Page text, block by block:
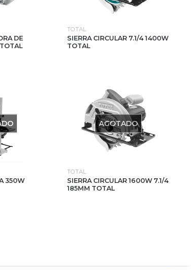
DE
TOTAL
SIERRA CIRCULAR 7.1/4 1400W
TOTAL
350W
AGOTADO
TOTAL
SIERRA CIRCULAR 1600W 7.1/4
185MM TOTAL